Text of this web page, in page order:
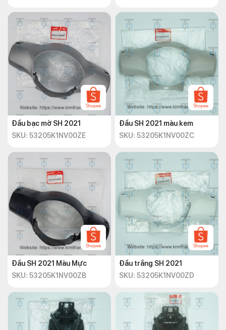
Đầu bạc mờ SH 2021
SKU: 53205K1NV00ZE
Đầu SH 2021 màu kem
SKU: 53205K1NV00ZC
Đầu SH 2021 Màu Mực
SKU: 53205K1NV00ZB
Đầu trắng SH 2021
SKU: 53205K1NV00ZD